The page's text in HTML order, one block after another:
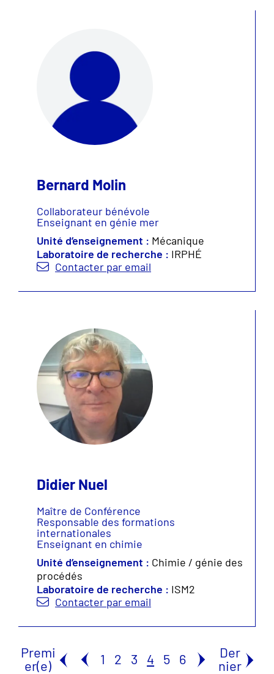
Bernard Molin
Collaborateur bénévole
Enseignant en génie mer
Unité d’enseignement : Mécanique
Laboratoire de recherche : IRPHÉ
Contacter par email
Didier Nuel
Maître de Conférence
Responsable des formations
internationales
Enseignant en chimie
Unité d’enseignement : Chimie / génie des
procédés
Laboratoire de recherche : ISM2
Contacter par email
Premi
er(e)
1 2 3 4 5 6
Der
nier